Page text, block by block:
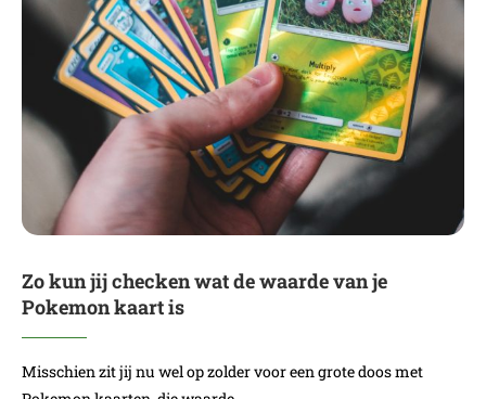
Zo kun jij checken wat de waarde van je
Pokemon kaart is
Misschien zit jij nu wel op zolder voor een grote doos met